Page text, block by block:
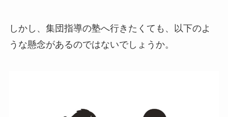
しかし、集団指導の塾へ行きたくても、以下のよ
うな懸念があるのではないでしょうか。